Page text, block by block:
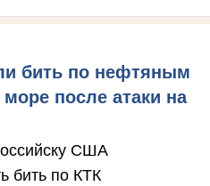
бить по нефтяным
после атаки на
США
бить по КТК